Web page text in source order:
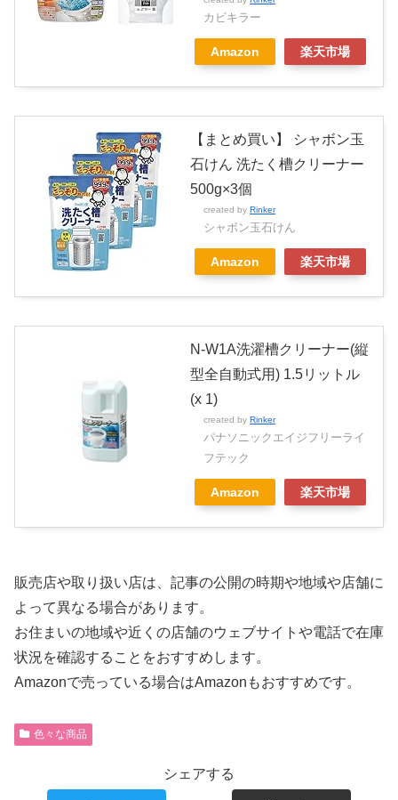
カビキラー
Amazon 楽天市場
【まとめ買い】 シャボン玉
石けん 洗たく槽クリーナー
500g×3個
created by Rinker
シャボン玉石けん
Amazon 楽天市場
N-W1A洗濯槽クリーナー(縦
型全自動式用) 1.5リットル
(x 1)
created by Rinker
パナソニックエイジフリーライ
フテック
Amazon 楽天市場
販売店や取り扱い店は、記事の公開の時期や地域や店舗に
よって異なる場合があります。
お住まいの地域や近くの店舗のウェブサイトや電話で在庫
状況を確認することをおすすめします。
Amazonで売っている場合はAmazonもおすすめです。
色々な商品
シェアする